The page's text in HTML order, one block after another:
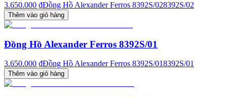
3.650.000 ₫Đồng Hồ Alexander Ferros 8392S/028392S/02
Thêm vào giỏ hàng
Đồng Hồ Alexander Ferros 8392S/01
3.650.000 ₫Đồng Hồ Alexander Ferros 8392S/018392S/01
Thêm vào giỏ hàng